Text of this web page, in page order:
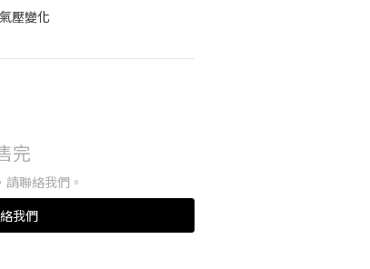
壓變化
完
請聯絡我們。
我們